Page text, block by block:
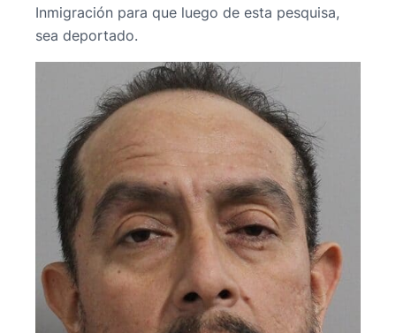
Inmigración para que luego de esta pesquisa,
sea deportado.